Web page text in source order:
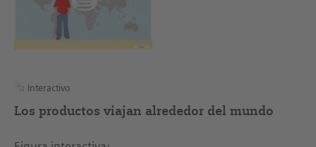
Interactivo
Los productos viajan alrededor del mundo